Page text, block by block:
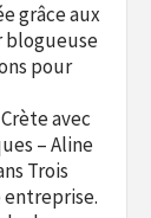
grâce aux
blogueuse
pour
avec
– Aline
Trois
entreprise.